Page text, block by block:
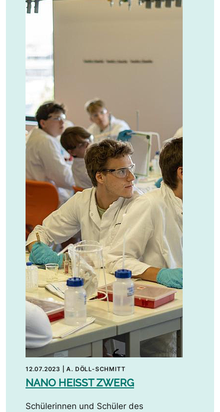
12.07.2023 |A. DÖLL-SCHMITT
NANO HEISST ZWERG
Schülerinnen und Schüler des